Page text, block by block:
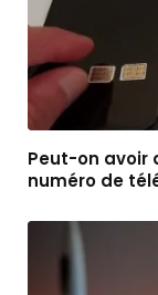
Peut-on avoir
numéro de